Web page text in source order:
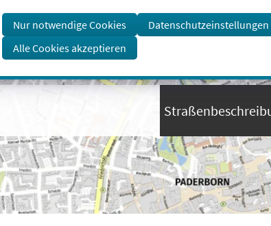
einem
neuen
Tab)
Nur notwendige Cookies
Datenschutzeinstellungen
Alle Cookies akzeptieren